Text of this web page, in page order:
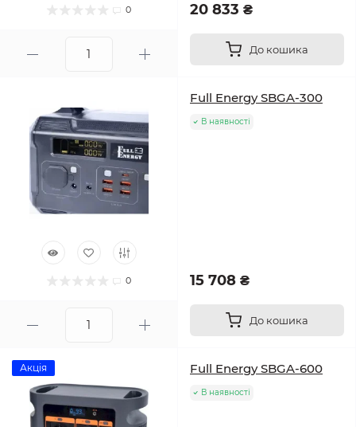
0 20 833 ₴
До кошика
0
Full Energy SBGA-300
В наявності
15 708 ₴
До кошика
Акція Full Energy SBGA-600
В наявності